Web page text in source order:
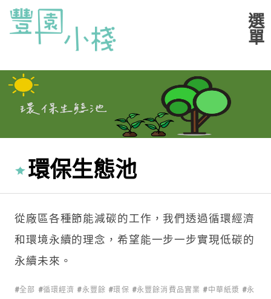
環保生態池
從廠區各種節能減碳的工作，我們透過循環經濟
和環境永續的理念，希望能一步一步實現低碳的
永續未來。
全部 循環經濟 永豐餘 環保 永豐餘消費品實業 中華紙漿
永